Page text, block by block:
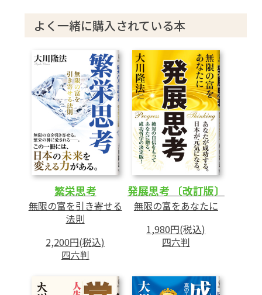
2 人生成功のポイント
積極思考と自助努力
よき種を心にまきつづける
一人ひとりが「幸福の生産者」に
「考える力」こそ人生勝利の鍵
第2章 霊界の真相-あの世を知れば、ほんとう
の繁栄が見えてくる
1 あの世への旅立ち
ダイアナ元英皇太子妃-その死の真実
マザー・テレサ-あの世での課題
2 霊界の不思議
生まれ変わりの仕組み
よく一緒に購入されている本
繁栄思考
無限の富を引き寄せる
法則
2,200円(税込)
四六判
発展思考 〔改訂版〕
無限の富をあなたに
1,980円(税込)
四六判